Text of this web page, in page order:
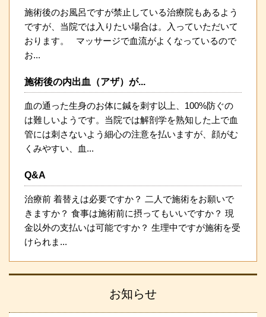
施術後のお風呂ですが禁止している治療院もあるよう
ですが、当院では入りたい場合は。入っていただいて
おります。 マッサージで血流がよくなっているので
お...
施術後の内出血（アザ）が...
血の通った生身のお体に鍼を刺す以上、100%防ぐの
は難しいようです。当院では解剖学を熟知した上で血
管には刺さないよう細心の注意を払いますが、顔がむ
くみやすい、血...
Q&A
治療前 着替えは必要ですか？ 二人で施術をお願いで
きますか？ 食事は施術前に摂ってもいいですか？ 現
金以外の支払いは可能ですか？ 生理中ですが施術を受
けられま...
お知らせ